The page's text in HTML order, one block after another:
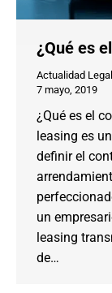
¿Qué es
Actualidad Legal
7 mayo, 2019
¿Qué es el
leasing es
definir el
un
leasing
de…